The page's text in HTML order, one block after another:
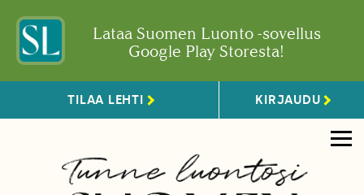
Lataa Suomen Luonto -sovellus
Google Play Storesta!
TILAA LEHTI KIRJAUDU